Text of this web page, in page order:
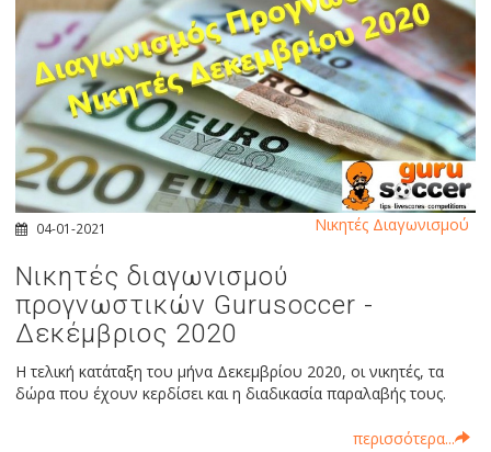
04-01-2021
Νικητές διαγωνισμού
προγνωστικών Gurusoccer -
Δεκέμβριος 2020
Η τελική κατάταξη του μήνα Δεκεμβρίου 2020, οι νικητές, τα
δώρα που έχουν κερδίσει και η διαδικασία παραλαβής τους.
περισσότερα...
Νικητές Διαγωνισμού